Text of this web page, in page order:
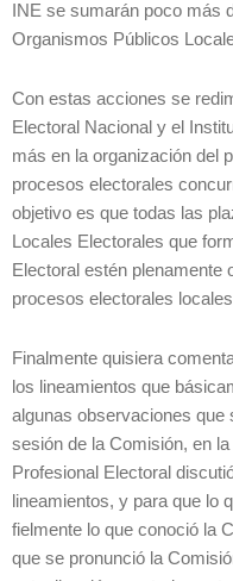
INE se sumarán poco más
Organismos Públicos
Con estas acciones se
Electoral Nacional y el
más en la organización del
procesos electorales
objetivo es que todas las
Locales Electorales que
Electoral estén plenamente
procesos electorales
Finalmente quisiera
los lineamientos que
algunas observaciones que
sesión de la Comisión, en
Profesional Electoral
lineamientos, y para que lo
fielmente lo que conoció la
que se pronunció la